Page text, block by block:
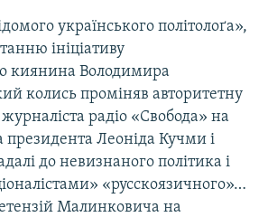
українського політолоґа»,
ініціативу
киянина Володимира
колись проміняв авторитетну
радіо «Свобода» на
Леоніда Кучми і
до невизнаного політика і
«русскоязичного»…
Малинковича на